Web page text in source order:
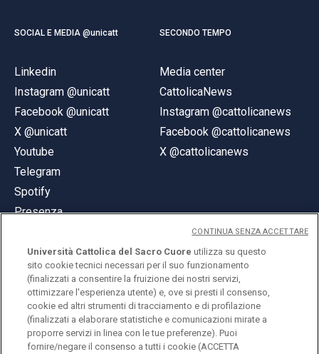
SOCIAL E MEDIA @unicatt
Linkedin
Instagram @unicatt
Facebook @unicatt
X @unicatt
Youtube
Telegram
Spotify
Presenza
SECONDO TEMPO
Media center
CattolicaNews
Instagram @cattolicanews
Facebook @cattolicanews
X @cattolicanews
© Università Cattolica del Sacro Cuore
Largo A. Gemelli 1, 20123 Milano
PI 02133120150
Università Cattolica del Sacro Cuore utilizza su questo
sito cookie tecnici necessari per il suo funzionamento
(finalizzati a consentire la fruizione dei nostri servizi,
ottimizzare l'esperienza utente) e, ove si presti il consenso,
cookie ed altri strumenti di tracciamento e di profilazione
(finalizzati a elaborare statistiche e comunicazioni mirate a
proporre servizi in linea con le tue preferenze). Puoi
fornire/negare il consenso a tutti i cookie (ACCETTA
CONTINUA SENZA ACCETTARE